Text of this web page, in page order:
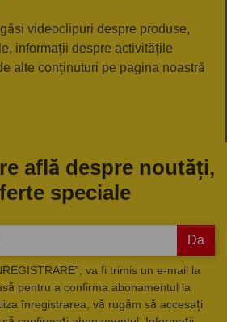
videoclipuri despre produse,
informații despre activitățile
alte conținuturi pe pagina noastră
află despre noutăți,
speciale
Da
va fi trimis un e-mail la
pentru a confirma abonamentul la
înregistrarea, vă rugăm să accesați